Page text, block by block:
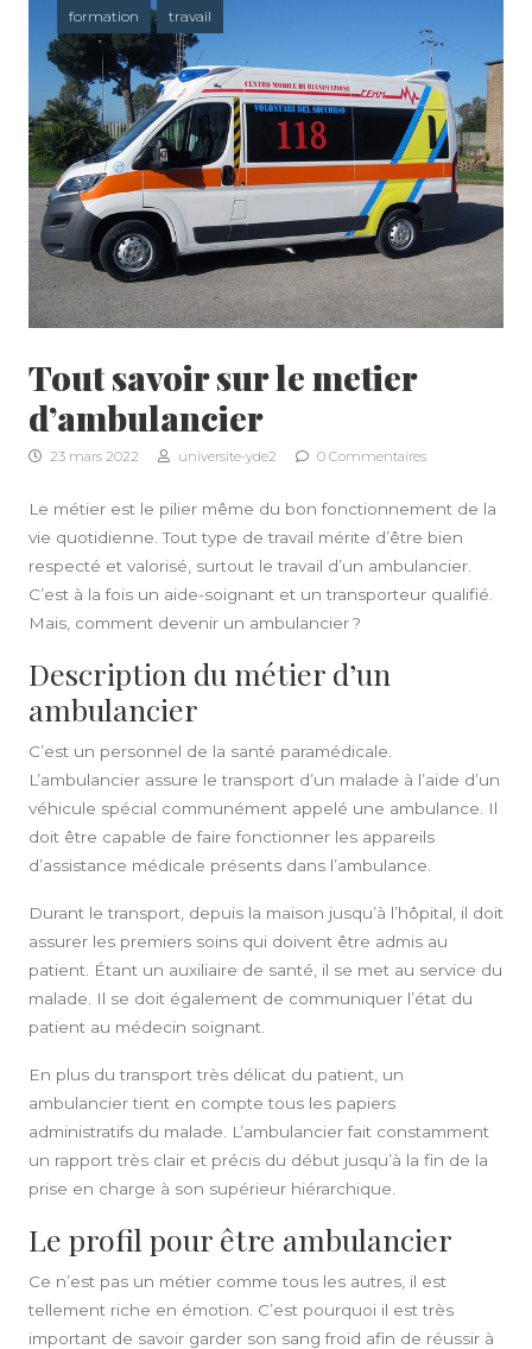
formation travail
Tout savoir sur le metier
d’ambulancier
23 mars 2022 universite-yde2 0 Commentaires
Le métier est le pilier même du bon fonctionnement de la
vie quotidienne. Tout type de travail mérite d’être bien
respecté et valorisé, surtout le travail d’un ambulancier
C’est à la fois un aide-soignant et un transporteur qualifié.
Mais, comment devenir un ambulancier?
Description du métier d’un
ambulancier
C’est un personnel de la santé paramédicale
L’ambulancier assure le transport d’un malade à l’aide d’un
véhicule spécial communément appelé une ambulance . Il
doit être capable de faire fonctionner les appareils
d’assistance médicale présents dans l’ambulance.
Durant letransport , depuis la maison jusqu’à l’hôpital, il doit
assurer les premiers soins qui doivent être admis au
patient . Étant un auxiliaire de santé, il se met au service du
malade. Il se doit également de communiquer l’état du
patient au médecin soignant.
En plus dutransport très délicat du patient, un
ambulanciertient en compte tous les papiers
administratifs du malade. L’ambulancier fait constamment
un rapport très clair et précis du début jusqu’à la fin de la
prise en charge à son supérieur hiérarchique.
Le profil pour être ambulancier
Ce n’est pas un métier comme tous les autres, il est
tellement riche en émotion. C’est pourquoi il est très
important de savoir garder son sang froid afin de réussir à